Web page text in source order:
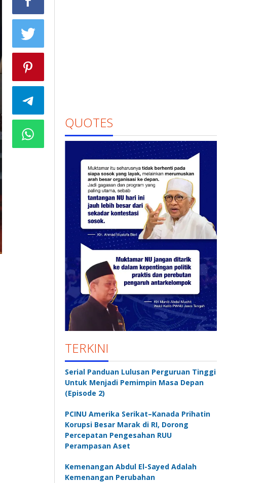
QUOTES
TERKINI
Serial Panduan Lulusan Perguruan Tinggi
Untuk Menjadi Pemimpin Masa Depan
(Episode 2)
PCINU Amerika Serikat–Kanada Prihatin
Korupsi Besar Marak di RI, Dorong
Percepatan Pengesahan RUU
Perampasan Aset
Kemenangan Abdul El-Sayed Adalah
Kemenangan Perubahan